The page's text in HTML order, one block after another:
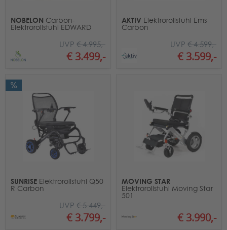
NOBELON Carbon-
Elektrorollstuhl EDWARD
€ 3.499,-
UVP € 4.995,-
AKTIV Elektrorollstuhl Ems
Carbon
€ 3.599,-
UVP € 4.599,-
SUNRISE Elektrorollstuhl Q50
R Carbon
€ 3.799,-
UVP € 5.449,-
MOVING STAR
Elektrorollstuhl Moving Star
501
€ 3.990,-